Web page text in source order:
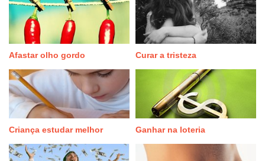
Afastar olho gordo Curar a tristeza
Criança estudar melhor Ganhar na loteria